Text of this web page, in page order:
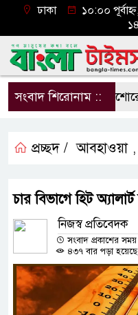
ঢাকা
১০:০০
সংবাদ শিরোনাম ::যশোরে
প্রচ্ছদ / আবহাওয়া
চার বিভাগে হিট
নিজস্ব প্রতিবেদক
সংবাদ প্রকাশের
৪৩৭ বার পড়া হয়েছে